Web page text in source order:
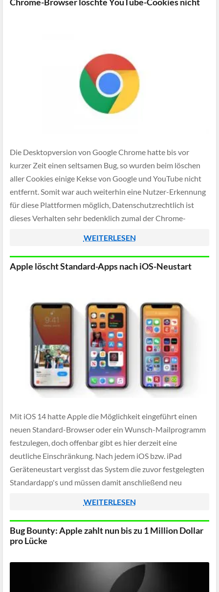
Die Desktopversion von Google Chrome hatte bis vor
kurzer Zeit einen seltsamen Bug, so wurden beim löschen
aller Cookies einige Kekse von Google und YouTube nicht
entfernt. Somit war auch weiterhin eine Nutzer-Erkennung
für diese Plattformen möglich, Datenschutzrechtlich ist
dieses Verhalten sehr bedenklich zumal der Chrome-
WEITERLESEN
Apple löscht Standard-Apps nach iOS-Neustart
Mit iOS 14 hatte Apple die Möglichkeit eingeführt einen
neuen Standard-Browser oder ein Wunsch-Mailprogramm
festzulegen, doch offenbar gibt es hier derzeit eine
deutliche Einschränkung. Nach jedem iOS bzw. iPad
Geräteneustart vergisst das System die zuvor festgelegten
Standardapp's und müssen damit anschließend neu
WEITERLESEN
Bug Bounty: Apple zahlt nun bis zu 1 Million Dollar
pro Lücke